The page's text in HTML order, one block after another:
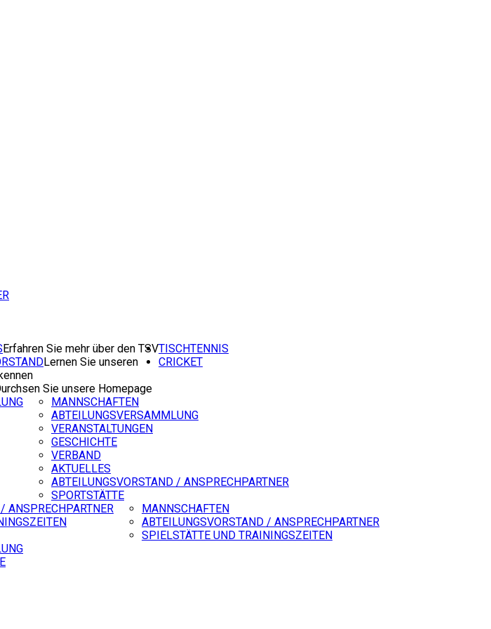
Erfahren Sie mehr über den TSV
Lernen Sie unseren
Sie unsere Homepage
MANNSCHAFTEN
ABTEILUNGSVERSAMMLUNG
VERANSTALTUNGEN
GESCHICHTE
VERBAND
AKTUELLES
ABTEILUNGSVORSTAND / ANSPRECHPARTNER
SPORTSTÄTTE
TISCHTENNIS
ANSPRECHPARTNER
CRICKET
MANNSCHAFTEN
ABTEILUNGSVORSTAND / ANSPRECHPARTNER
SPIELSTÄTTE UND TRAININGSZEITEN